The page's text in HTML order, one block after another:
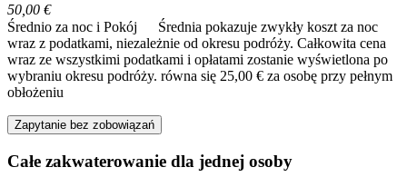
50,00 €
Średnio za noc i Pokój
Średnia pokazuje zwykły koszt za noc
wraz z podatkami, niezależnie od okresu podróży. Całkowita cena
wraz ze wszystkimi podatkami i opłatami zostanie wyświetlona po
wybraniu okresu podróży. równa się 25,00 € za osobę przy pełnym
obłożeniu
Zapytanie bez zobowiązań
Całe zakwaterowanie dla jednej osoby